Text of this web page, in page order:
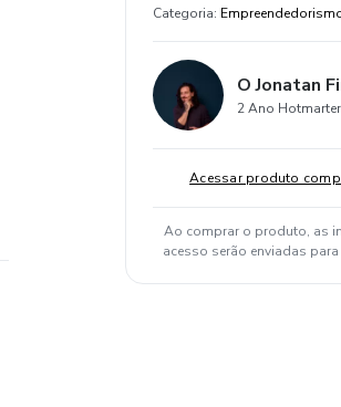
Categoria:
O Jonatan
2 Ano Hotmarter
Acessar produto
Ao comprar o produto, as
acesso serão enviadas